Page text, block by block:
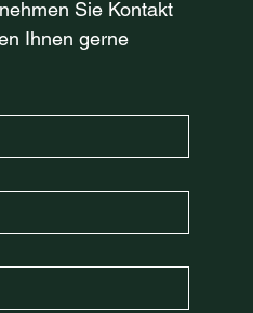
Sie Kontakt
Ihnen gerne